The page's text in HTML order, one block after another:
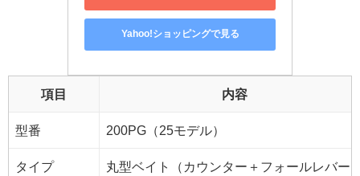
Yahoo!ショッピングで見る
項目 内容
型番 200PG（25モデル）
タイプ 丸型ベイト（カウンター＋フォールレバー